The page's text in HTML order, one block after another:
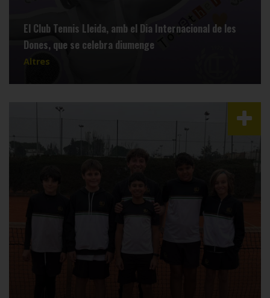
El Club Tennis Lleida, amb el Dia Internacional de les
Dones, que se celebra diumenge
Altres